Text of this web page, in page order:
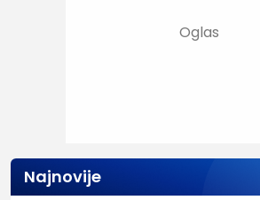
Najnovije